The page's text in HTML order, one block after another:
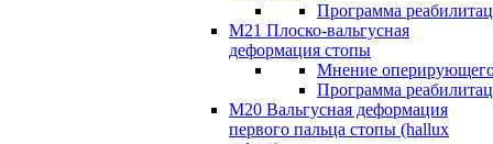
Программа
М21 Плоско-вальгусная
деформация стопы
Мнение
Программа
М20 Вальгусная деформация
первого пальца стопы (hallux